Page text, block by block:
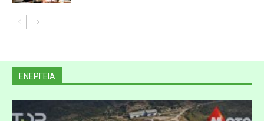
ΕΝΕΡΓΕΙΑ